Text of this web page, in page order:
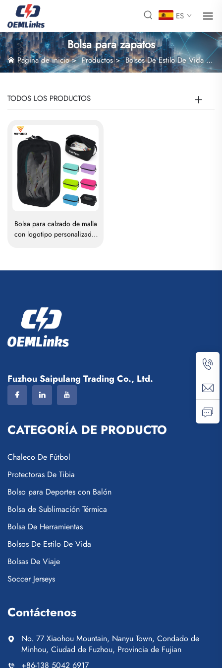
ES
Bolsa para zapatos
Página de inicio>Productos>Bolsos De Estilo De Vida>
TODOS LOS PRODUCTOS
Bolsa para calzado de malla
con logotipo personalizado,
deportes; bolsa para calzado
para hombre
Fuzhou Saipulang Trading Co., Ltd.
CATEGORÍA DE PRODUCTO
Chaleco De Fútbol
Protectoras De Tibia
Bolso para Deportes con Balón
Bolsa de Sublimación Térmica
Bolsa De Herramientas
Bolsos De Estilo De Vida
Bolsas De Viaje
Soccer Jerseys
Contáctenos
No. 77 Xiaohou Mountain, Nanyu Town, Condado de
Minhou, Ciudad de Fuzhou, Provincia de Fujian
+86-138 5042 6917